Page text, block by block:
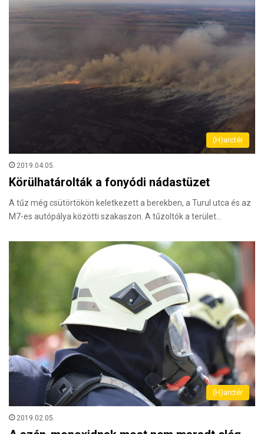
(H)arctér
2019.04.05.
Körülhatárolták a fonyódi nádastüzet
A tűz még csütörtökön keletkezett a berekben, a Turul utca és az
M7-es autópálya közötti szakaszon. A tűzoltók a terület…
(H)arctér
2019.02.05.